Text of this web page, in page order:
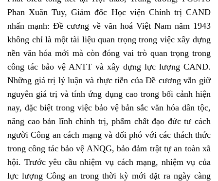
Phan Xuân Tuy, Giám đốc Học viện Chính trị CAND
nhấn mạnh: Đề cương về văn hoá Việt Nam năm 1943
không chỉ là một tài liệu quan trọng trong việc xây dựng
nền văn hóa mới mà còn đóng vai trò quan trọng trong
công tác bảo vệ ANTT và xây dựng lực lượng CAND.
Những giá trị lý luận và thực tiễn của Đề cương vẫn giữ
nguyên giá trị và tính ứng dụng cao trong bối cảnh hiện
nay, đặc biệt trong việc bảo vệ bản sắc văn hóa dân tộc,
nâng cao bản lĩnh chính trị, phẩm chất đạo đức tư cách
người Công an cách mạng và đối phó với các thách thức
trong công tác bảo vệ ANQG, bảo đảm trật tự an toàn xã
hội. Trước yêu cầu nhiệm vụ cách mạng, nhiệm vụ của
lực lượng Công an trong thời kỳ mới đặt ra ngày càng